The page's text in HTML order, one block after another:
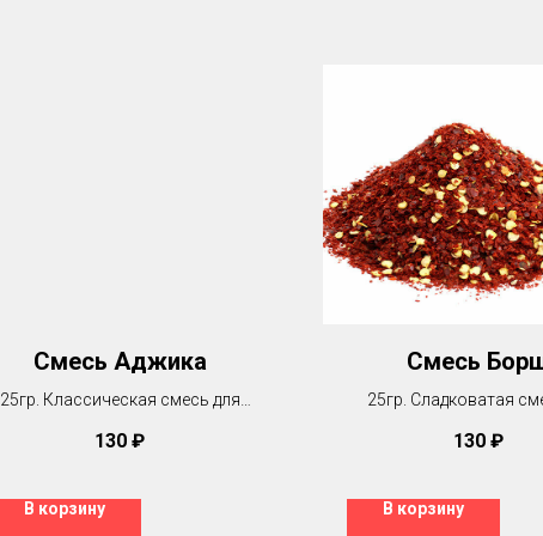
Смесь Аджика
25гр. Классическая смесь для
130 ₽
В корзину
Смесь
25гр. Сладковатая
супов, жаркого и
130 ₽
В корзину